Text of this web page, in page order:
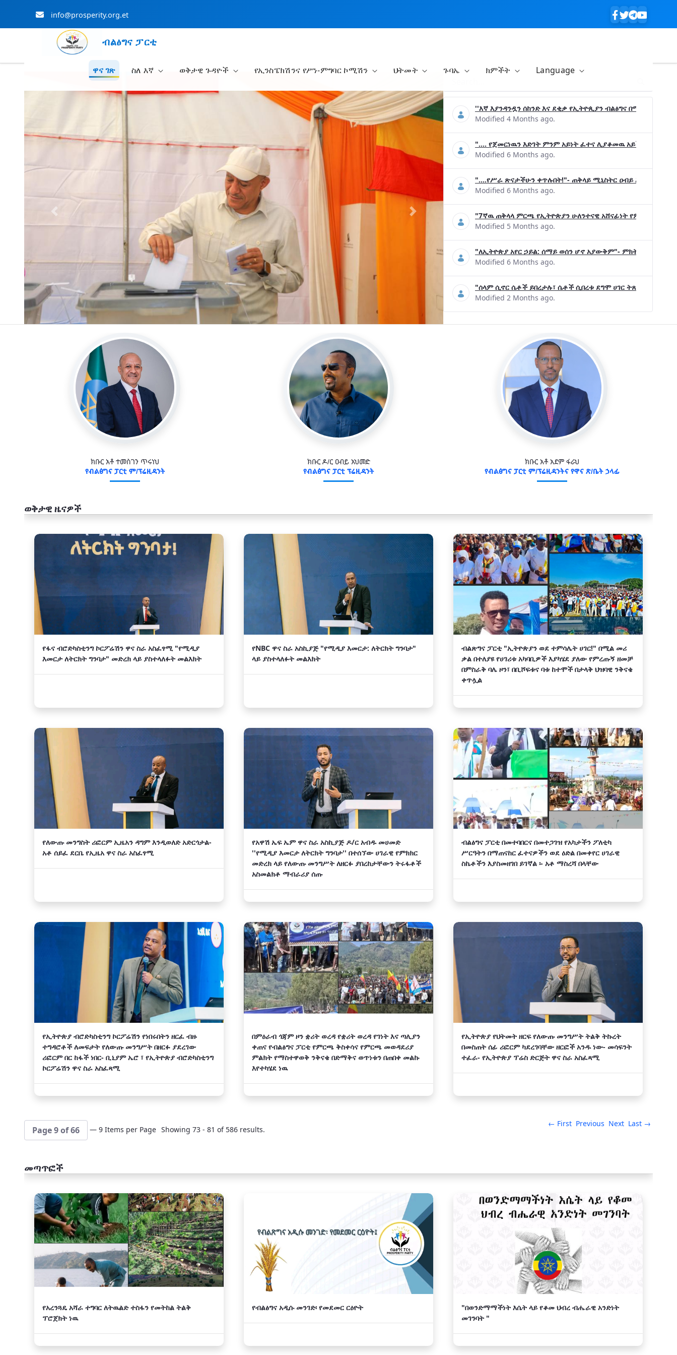
info@prosperity.org.et
ብልፅግና ፓርቲ
ዋና ገጽ ስለ እኛ ወቅታዊ ጉዳዮች የኢንስፔክሽንና የሥነ-ምግባር ኮሚሽን ህትመት ጉባኤ ክምችት Language
Previous Next
''እኛ እያንዳንዷን ሰከንድ እና ደቂቃ የኢትዮጲያን ብልፅግና በሚያረጋግጡ
Modified 4 Months ago.
".... የጀመርነዉን እድገት ምንም አይነት ፈተና ሊያቆመዉ አይችልም"-
Modified 6 Months ago.
"....የሥራ ጽናታችሁን ቀጥሉበት!"- ጠቅላይ ሚኒስትር ዐብይ አሕመድ (ዶ/ር)
Modified 6 Months ago.
"7ኛዉ ጠቅላላ ምርጫ የኢትዮጵያን ሁለንተናዊ አሸናፊነት የምናረጋግጥበት
Modified 5 Months ago.
"ለኢትዮጵያ አየር ኃይል: ሰማይ ወሰን ሆኖ አያውቅም"- ምክትል ጠቅላይ
Modified 6 Months ago.
"ሰላም ሲኖር ሴቶች ይበረታሉ፣ ሴቶች ሲበረቱ ደግሞ ሀገር ትጸናለች"- ዶ/ር
Modified 2 Months ago.
ክቡር አቶ ተመስገን ጥሩነህ
የብልፅግና ፓርቲ ም/ፕሬዚዳንት
ክቡር ዶ/ር ዐብይ አህመድ
የብልፅግና ፓርቲ ፕሬዚዳንት
ክቡር አቶ አደም ፋራህ
የብልፅግና ፓርቲ ም/ፕሬዚዳንትና የዋና ጽ/ቤት ኃላፊ
ወቅታዊ ዜናዎች
የፋና ብሮድካስቲንግ ኮርፖሬሽን ዋና ስራ አስፈፃሚ "የሚዲያ
እመርታ ለትርክት ግንባታ" መድረክ ላይ ያስተላለፉት መልእክት
የNBC ዋና ስራ አስኪያጅ "የሚዲያ እመርታ: ለትርክት ግንባታ"
ላይ ያስተላለፉት መልእክት
ብልጽግና ፓርቲ "ኢትዮጵያን ወደ ተምሳሌት ሀገር!" በሚል መሪ
ቃል በተለያዩ የሀገሪቱ አካባቢዎች እያካሄደ ያለው የምረጡኝ ዘመቻ
በምስራቅ ባሌ ዞን፣ በቢሾፍቱና ባቱ ከተሞች በታላቅ ህዝባዊ ንቅናቄ
ቀጥሏል
የለውጡ መንግስት ሪፎርም ኢዜአን ዳግም እንዲወለድ አድርጎታል-
አቶ ሰይፈ ደርቤ የኢዜአ ዋና ስራ አስፈፃሚ
የአዋሽ ኤፍ ኤም ዋና ስራ አስኪያጅ ዶ/ር አብዱ መሀመድ
''የሚዲያ እመርታ ለትርክት ግንባታ'' በተሰኘው ሀገራዊ የምክክር
መድረክ ላይ የለውጡ መንግሥት ለዘርፉ ያበረከታቸውን ትሩፋቶች
አስመልክቶ ማብራሪያ ሰጡ
ብልፅግና ፓርቲ በመተባበርና በመተጋገዝ የአካታችን ፖለቲካ
ሥርዓትን በማጠናከር ፈተናዎችን ወደ ዕድል በመቀየር ሀገራዊ
ስኬቶችን እያስመዘገበ ይገኛል ፡- አቶ ማስረሻ በላቸው
የኢትዮጵያ ብሮድካስቲንግ ኮርፖሬሽን የነበሩበትን ዘርፈ ብዙ
ተግዳሮቶች ለመፍታት የለውጡ መንግሥት በዘርፉ ያደረገው
ሪፎርም በር ከፋች ነበር- ቢኒያም ኤሮ ፣ የኢትዮጵያ ብሮድካስቲንግ
ኮርፖሬሽን ዋና ስራ አስፈጻሚ
በምዕራብ ጎጃም ዞን ቋሪት ወረዳ የቋሪት ወረዳ የገነት እና ጣሊያን
ቀጠና የብልፅግና ፓርቲ የምርጫ ቅስቀሳና የምርጫ መወዳደሪያ
ምልክት የማስተዋወቅ ንቅናቄ በድማቅና ወጥነቱን በጠበቀ መልኩ
እየተካሄደ ነዉ
የኢትዮጵያ የህትመት ዘርፍ የለውጡ መንግሥት ትልቅ ትኩረት
በመስጠት ሰፊ ሪፎርም ካደረገባቸው ዘርፎች አንዱ ነው- መሳፍንት
ተፈራ- የኢትዮጵያ ፕሬስ ድርጅት ዋና ስራ አስፈጻሚ
Page 9 of 66 — 9 Items per Page Showing 73 - 81 of 586 results.
← First Previous Next Last →
መጣጥፎች
አዲስ
የአረንጓዴ አሻራ ተግባር ለትዉልድ ተስፋን የመትከል ትልቅ
ፕሮጀክት ነዉ
የብልፅግና አዲሱ መንገድ፡ የመደመር ርዕዮት
"በወንድማማችነት እሴት ላይ የቆመ ህብረ ብሔራዊ አንድነት
መገንባት "